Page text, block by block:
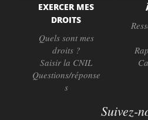
EXERCER MES
DROITS
Quels sont mes
droits ?
Saisir la CNIL
Questions/réponse
s
Suivez-